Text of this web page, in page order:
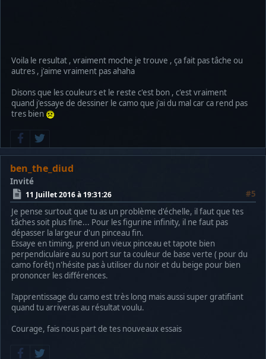
Voila le resultat , vraiment moche je trouve , ça fait pas tâche ou
autres , j'aime vraiment pas ahaha
Disons que les couleurs et le reste c'est bon , c'est vraiment
quand j'essaye de dessiner le camo que j'ai du mal car ca rend pas
tres bien
ben_the_diud
Invité
11 Juillet 2016 à 19:31:26
#5
Je pense surtout que tu as un problème d'échelle, il faut que tes
tâches soit plus fine... Pour les figurine infinity, il ne faut pas
dépasser la largeur d'un pinceau fin.
Essaye en timing, prend un vieux pinceau et tapote bien
perpendiculaire au su port sur ta couleur de base verte ( pour du
camo forêt) n'hésite pas à utiliser du noir et du beige pour bien
prononcer les différences.
l'apprentissage du camo est très long mais aussi super gratifiant
quand tu arriveras au résultat voulu.
Courage, fais nous part de tes nouveaux essais